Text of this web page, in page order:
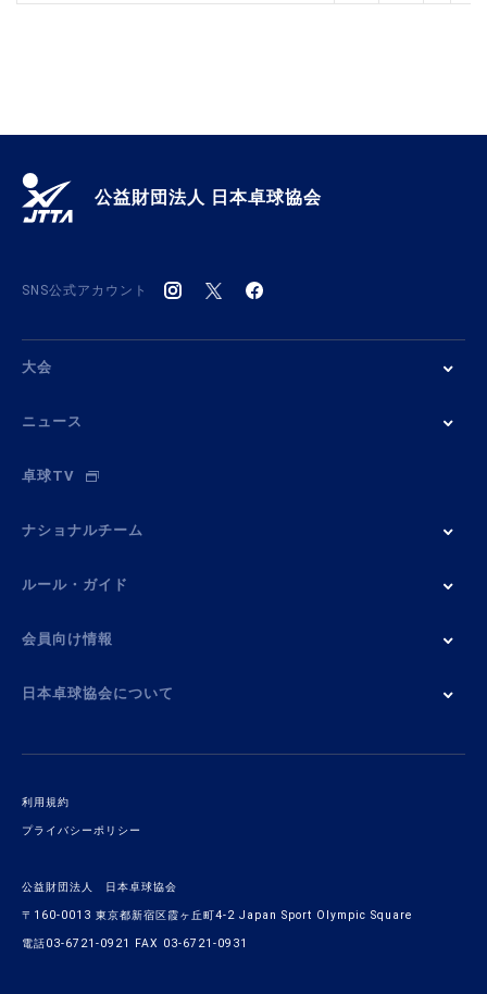
公益財団法人 日本卓球協会
SNS公式アカウント
大会
ニュース
卓球TV
ナショナルチーム
ルール・ガイド
会員向け情報
日本卓球協会について
利用規約
プライバシーポリシー
公益財団法人 日本卓球協会
〒160-0013 東京都新宿区霞ヶ丘町4-2 Japan Sport Olympic Square
電話03-6721-0921 FAX 03-6721-0931